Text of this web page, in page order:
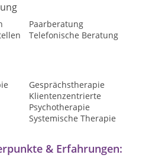
Paarberatung
Telefonische Beratung
Gesprächstherapie
Klientenzentrierte
Psychotherapie
Systemische Therapie
& Erfahrungen: